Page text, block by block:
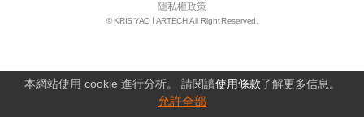
本網站使用 cookie 進行分析。 請閱讀使用條款了解更多信息。
允許全部
場
隱私權政策
© KRIS YAO ARTECH All Right Reserved.